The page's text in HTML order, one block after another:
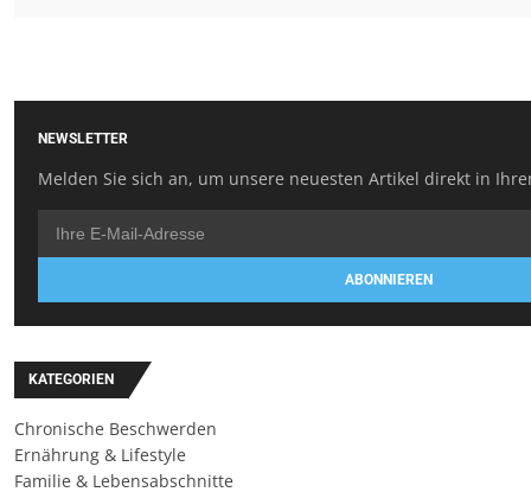
NEWSLETTER
Melden Sie sich an, um unsere neuesten Artikel direkt in
ABONNIEREN
KATEGORIEN
Chronische Beschwerden
Ernährung & Lifestyle
Familie & Lebensabschnitte